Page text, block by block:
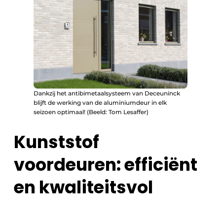
Dankzij het antibimetaalsysteem van Deceuninck
blijft de werking van de aluminiumdeur in elk
seizoen optimaal! (Beeld: Tom Lesaffer)
Kunststof
voordeuren: efficiënt
en kwaliteitsvol